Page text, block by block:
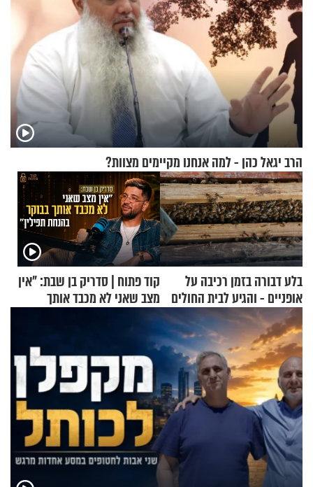
הרב יגאל כהן - למה אנחנו מקיימים מצוות?
בלע דבורה בזמן רכיבה על
אופניים - והגיע לבית החולים
במצב מסכן חיים
קוד פתוח | סדריק בן שבת: "אין
מצב שאני לא מכבד אותך
בבוקר בהנחת תפילין"